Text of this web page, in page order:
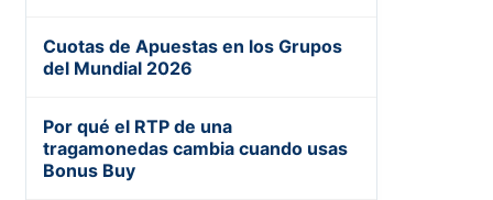
Cuotas de Apuestas en los Grupos
del Mundial 2026
Por qué el RTP de una
tragamonedas cambia cuando usas
Bonus Buy